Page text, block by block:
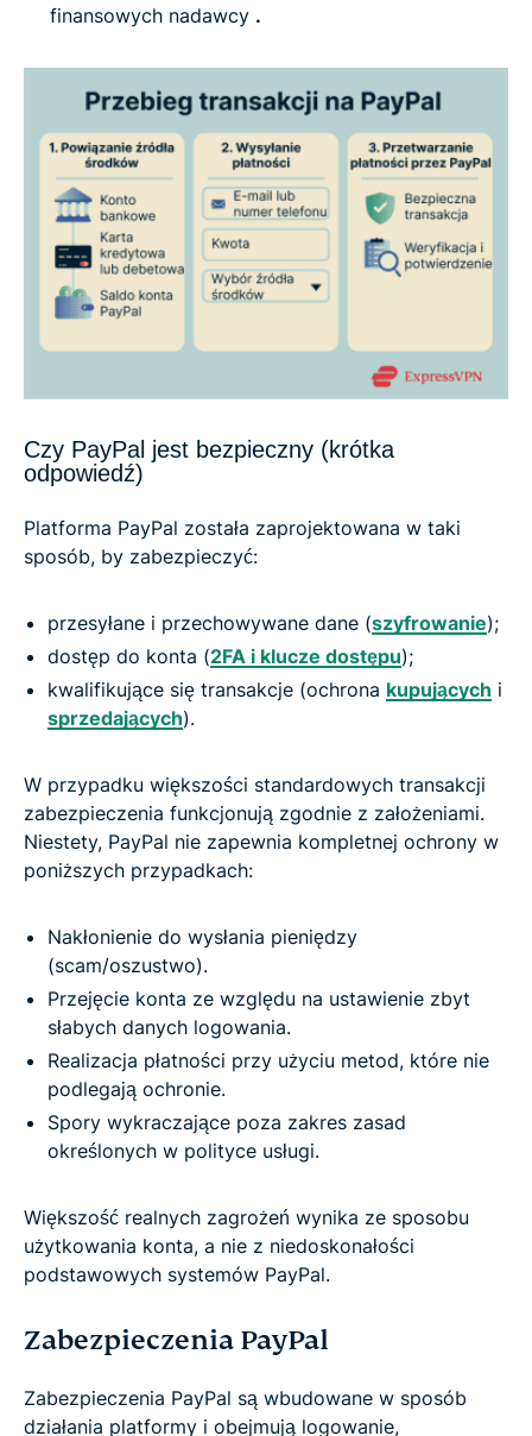
finansowych nadawcy .
Czy PayPal jest bezpieczny (krótka
odpowiedź)
Platforma PayPal została zaprojektowana w taki
sposób, by zabezpieczyć:
przesyłane i przechowywane dane (szyfrowanie);
dostęp do konta (2FA i klucze dostępu);
kwalifikujące się transakcje (ochrona kupujących i
sprzedających).
W przypadku większości standardowych transakcji
zabezpieczenia funkcjonują zgodnie z założeniami.
Niestety, PayPal nie zapewnia kompletnej ochrony w
poniższych przypadkach:
Nakłonienie do wysłania pieniędzy
(scam/oszustwo).
Przejęcie konta ze względu na ustawienie zbyt
słabych danych logowania.
Realizacja płatności przy użyciu metod, które nie
podlegają ochronie.
Spory wykraczające poza zakres zasad
określonych w polityce usługi.
Większość realnych zagrożeń wynika ze sposobu
użytkowania konta, a nie z niedoskonałości
podstawowych systemów PayPal.
Zabezpieczenia PayPal
Zabezpieczenia PayPal są wbudowane w sposób
działania platformy i obejmują logowanie,